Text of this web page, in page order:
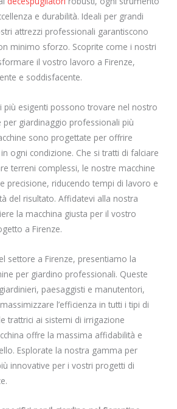
e durabilità. Ideali per grandi
attrezzi professionali garantiscono
minimo sforzo. Scoprite come i nostri
il vostro lavoro a Firenze,
e soddisfacente.
più esigenti possono trovare nel nostro
per giardinaggio professionali più
sono progettate per offrire
ogni condizione. Che si tratti di falciare
terreni complessi, le nostre macchine
precisione, riducendo tempi di lavoro e
del risultato. Affidatevi alla nostra
la macchina giusta per il vostro
a Firenze.
settore a Firenze, presentiamo la
per giardino professionali. Queste
paesaggisti e manutentori,
l’efficienza in tutti i tipi di
trattrici ai sistemi di irrigazione
offre la massima affidabilità e
Esplorate la nostra gamma per
innovative per i vostri progetti di